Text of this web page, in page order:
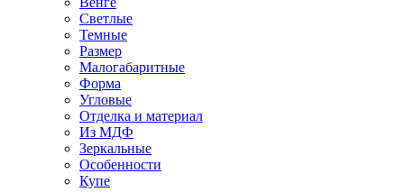
Светлые
Темные
Размер
Малогабаритные
Форма
Угловые
Отделка и материал
Из МДФ
Зеркальные
Особенности
Купе